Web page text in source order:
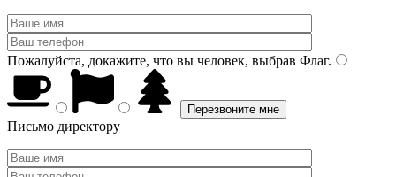
Пожалуйста, докажите, что вы человек, выбрав Флаг.
Письмо директору